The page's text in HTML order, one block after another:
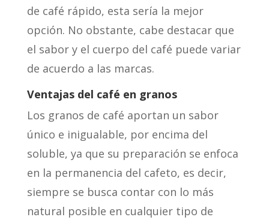
de café rápido, esta sería la mejor
opción. No obstante, cabe destacar que
el sabor y el cuerpo del café puede variar
de acuerdo a las marcas.
Ventajas del café en granos
Los granos de café aportan un sabor
único e inigualable, por encima del
soluble, ya que su preparación se enfoca
en la permanencia del cafeto, es decir,
siempre se busca contar con lo más
natural posible en cualquier tipo de